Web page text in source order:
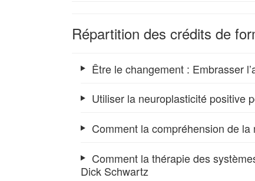
Répartition des crédits de
Être le changement : Embrasser
Utiliser la neuroplasticité positive
Comment la compréhension de
Comment la thérapie des
Dick Schwartz